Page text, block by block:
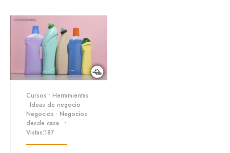
Cursos • Herramientas
• Ideas de negocio •
Negocios • Negocios
desde casa
•
Vistas:187